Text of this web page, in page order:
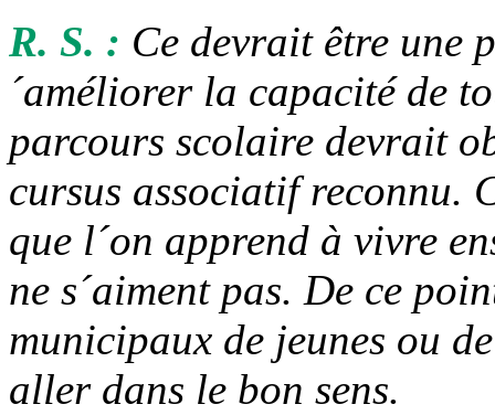
R. S. : Ce devrait être une
´améliorer la capacité de
parcours scolaire devrait
cursus associatif reconnu.
que l´on apprend à vivre
ne s´aiment pas. De ce
municipaux de jeunes ou
aller dans le bon sens.